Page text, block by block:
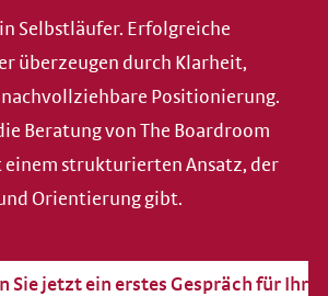
Selbstläufer. Erfolgreiche
überzeugen durch Klarheit,
Positionierung.
Beratung von The Boardroom
einem strukturierten Ansatz, der
Orientierung gibt.
Sie jetzt ein erstes Gespräch für Ihr